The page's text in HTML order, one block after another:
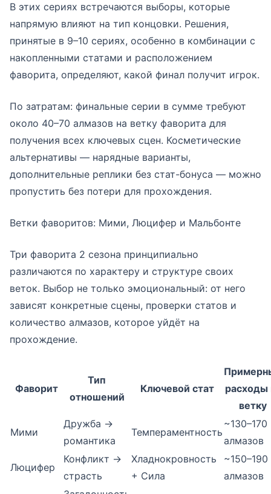
В этих сериях встречаются выборы, которые
напрямую влияют на тип концовки. Решения,
принятые в 9–10 сериях, особенно в комбинации с
накопленными статами и расположением
фаворита, определяют, какой финал получит игрок.
По затратам: финальные серии в сумме требуют
около 40–70 алмазов на ветку фаворита для
получения всех ключевых сцен. Косметические
альтернативы — нарядные варианты,
дополнительные реплики без стат-бонуса — можно
пропустить без потери для прохождения.
Ветки фаворитов: Мими, Люцифер и Мальбонте
Три фаворита 2 сезона принципиально
различаются по характеру и структуре своих
веток. Выбор не только эмоциональный: от него
зависят конкретные сцены, проверки статов и
количество алмазов, которое уйдёт на
прохождение.
Фаворит
Тип
отношений
Ключевой стат
расходы
ветку
Мими
Дружба →
романтика
Темпераментность
~130–170
алмазов
Люцифер
Конфликт →
страсть
Хладнокровность
+ Сила
~150–190
алмазов